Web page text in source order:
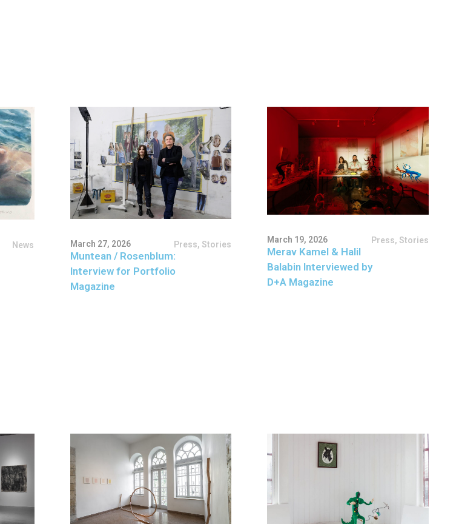
News March 27, 2026 Press, Stories
Muntean / Rosenblum:
Interview for Portfolio
Magazine
March 19, 2026 Press, Stories
Merav Kamel & Halil
Balabin Interviewed by
D+A Magazine